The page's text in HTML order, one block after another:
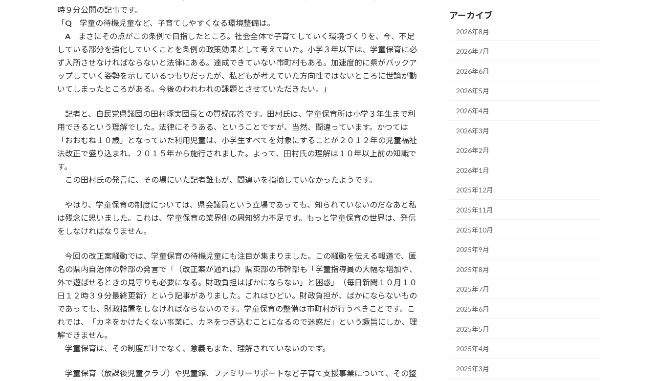
時９分公開の記事です。
「Q 学童の待機児童など、子育てしやすくなる環境整備は。
A まさにその点がこの条例で目指したところ。社会全体で子育てしていく環境づくりを、今、不足
している部分を強化していくことを条例の政策効果として考えていた。小学３年以下は、学童保育に必
ず入所させなければならないと法律にある。達成できていない市町村もある。加速度的に県がバックア
ップしていく姿勢を示しているつもりだったが、私どもが考えていた方向性ではないところに世論が動
いてしまったところがある。今後のわれわれの課題とさせていただきたい。」
記者と、自民党県議団の田村琢実団長との質疑応答です。田村氏は、学童保育所は小学３年生まで利
用できるという理解でした。法律にそうある、ということですが、当然、間違っています。かつては
「おおむね１０歳」となっていた利用児童は、小学生すべてを対象にすることが２０１２年の児童福祉
法改正で盛り込まれ、２０１５年から施行されました。よって、田村氏の理解は１０年以上前の知識で
す。
この田村氏の発言に、その場にいた記者誰もが、間違いを指摘していなかったようです。
やはり、学童保育の制度については、県会議員という立場であっても、知られていないのだなあと私
は残念に思いました。これは、学童保育の業界側の周知努力不足です。もっと学童保育の世界は、発信
をしなければなりません。
今回の改正案騒動では、学童保育の待機児童にも注目が集まりました。この騒動を伝える報道で、匿
名の県内自治体の幹部の発言で「（改正案が通れば）県東部の市幹部も「学童指導員の大幅な増加や、
外で遊ばせるときの見守りも必要になる。財政負担はばかにならない」と困惑」（毎日新聞１０月１０
日１２時３９分最終更新）という記事がありました。これはひどい。財政負担が、ばかにならないもの
であっても、財政措置をしなければならないのです。学童保育の整備は市町村が行うべきことです。こ
れでは、「カネをかけたくない事業に、カネをつぎ込むことになるので迷惑だ」という趣旨にしか、理
解できません。
学童保育は、その制度だけでなく、意義もまた、理解されていないのです。
学童保育（放課後児童クラブ）や児童館、ファミリーサポートなど子育て支援事業について、その整
アーカイブ
2026年8月
2026年7月
2026年6月
2026年5月
2026年4月
2026年3月
2026年2月
2026年1月
2025年12月
2025年11月
2025年10月
2025年9月
2025年8月
2025年7月
2025年6月
2025年5月
2025年4月
2025年3月